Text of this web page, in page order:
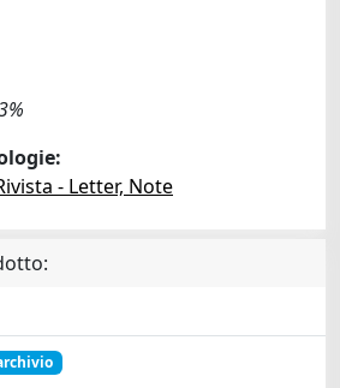
- Letter, Note